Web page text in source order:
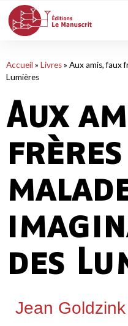
Accueil » Livres» Aux amis, faux
Lumières
Aux
des
Jean Goldzink